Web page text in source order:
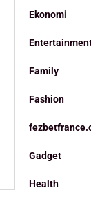
Ekonomi
Family
Fashion
Gadget
Health